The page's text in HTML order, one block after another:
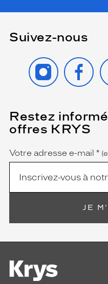
Suivez-nous
INSTAGRAM
Restez
offres KRYS
Name
Votre adresse e-mail *
(Ce
champ
est
obligatoire)
JE